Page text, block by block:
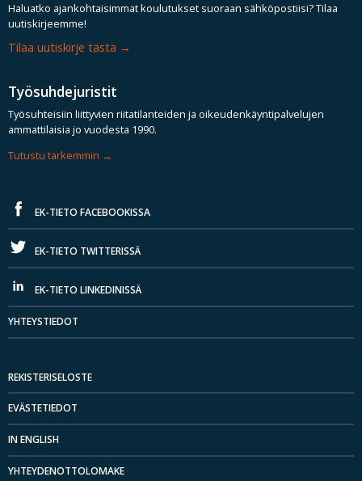
Haluatko ajankohtaisimmat koulutukset suoraan sähköpostiisi? Tilaa
uutiskirjeemme!
Tilaa uutiskirje tästä
Työsuhdejuristit
Työsuhteisiin liittyvien riitatilanteiden ja oikeudenkäyntipalvelujen
ammattilaisia jo vuodesta 1990.
Tutustu tarkemmin
EK-TIETO FACEBOOKISSA
EK-TIETO TWITTERISSÄ
EK-TIETO LINKEDINISSÄ
YHTEYSTIEDOT
REKISTERISELOSTE
EVÄSTETIEDOT
IN ENGLISH
YHTEYDENOTTOLOMAKE